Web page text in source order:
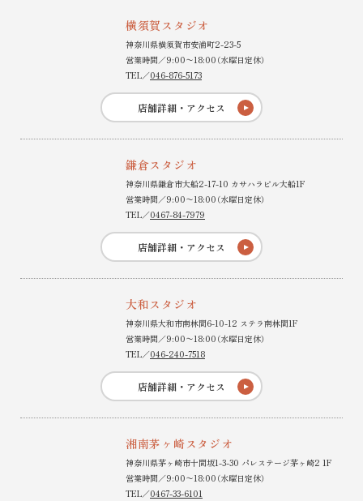
横須賀スタジオ
神奈川県横須賀市安浦町2-23-5
営業時間／9:00〜18:00（水曜日定休）
TEL／046-876-5173
店舗詳細・アクセス
鎌倉スタジオ
神奈川県鎌倉市大船2-17-10 カサハラビル大船1F
営業時間／9:00〜18:00（水曜日定休）
TEL／0467-84-7979
店舗詳細・アクセス
大和スタジオ
神奈川県大和市南林間6-10-12 ステラ南林間1F
営業時間／9:00〜18:00（水曜日定休）
TEL／046-240-7518
店舗詳細・アクセス
湘南茅ヶ崎スタジオ
神奈川県茅ヶ崎市十間坂1-3-30 パレステージ茅ヶ崎2 1F
営業時間／9:00〜18:00（水曜日定休）
TEL／0467-33-6101